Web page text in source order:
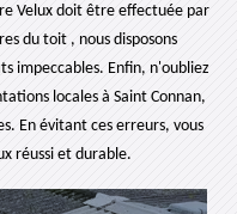
Velux doit être effectuée par
du toit , nous disposons
impeccables. Enfin, n'oubliez
locales à Saint Connan,
En évitant ces erreurs, vous
réussi et durable.